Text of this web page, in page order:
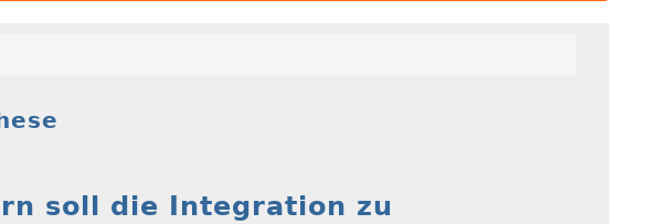
soll die Integration zu